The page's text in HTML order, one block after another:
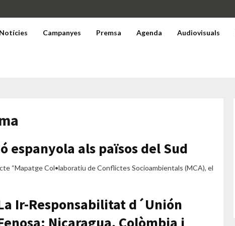
Campanyes Premsa Agenda Audiovisuals
espanyola als països del Sud
“Mapatge Col•laboratiu de Conflictes Socioambientals (MCA), el
Ir-Responsabilitat d´Unión